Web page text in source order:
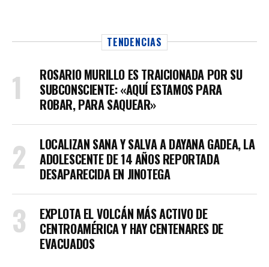
TENDENCIAS
ROSARIO MURILLO ES TRAICIONADA POR SU
SUBCONSCIENTE: «AQUÍ ESTAMOS PARA
ROBAR, PARA SAQUEAR»
LOCALIZAN SANA Y SALVA A DAYANA GADEA, LA
ADOLESCENTE DE 14 AÑOS REPORTADA
DESAPARECIDA EN JINOTEGA
EXPLOTA EL VOLCÁN MÁS ACTIVO DE
CENTROAMÉRICA Y HAY CENTENARES DE
EVACUADOS